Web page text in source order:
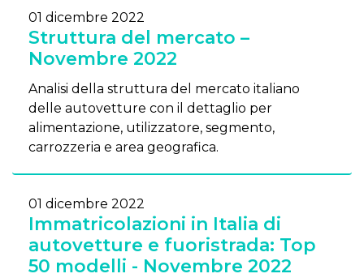
01 dicembre 2022
Struttura del mercato –
Novembre 2022
Analisi della struttura del mercato italiano
delle autovetture con il dettaglio per
alimentazione, utilizzatore, segmento,
carrozzeria e area geografica.
01 dicembre 2022
Immatricolazioni in Italia di
autovetture e fuoristrada: Top
50 modelli - Novembre 2022